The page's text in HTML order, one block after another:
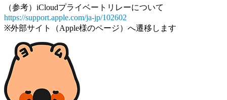
（参考）iCloudプライベートリレーについて
https://support.apple.com/ja-jp/102602
※外部サイト（Apple様のページ）へ遷移します